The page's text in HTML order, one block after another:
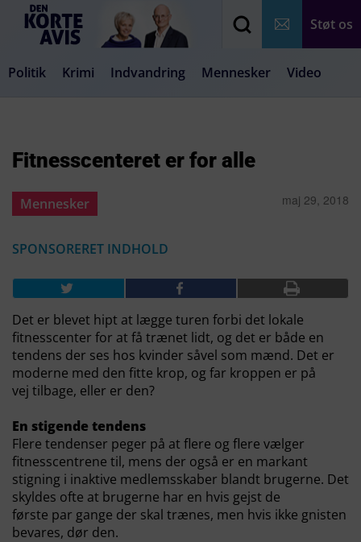
Støt os
Politik Krimi Indvandring Mennesker Video
Fitnesscenteret er for alle
Mennesker maj 29, 2018
SPONSORERET INDHOLD
Det er blevet hipt at lægge turen forbi det lokale
fitnesscenter for at få trænet lidt, og det er både en
tendens der ses hos kvinder såvel som mænd. Det er
moderne med den fitte krop, og far kroppen er på
vej tilbage, eller er den?
En stigende tendens
Flere tendenser peger på at flere og flere vælger
fitnesscentrene til, mens der også er en markant
stigning i inaktive medlemsskaber blandt brugerne. Det
skyldes ofte at brugerne har en hvis gejst de
første par gange der skal trænes, men hvis ikke gnisten
bevares, dør den.